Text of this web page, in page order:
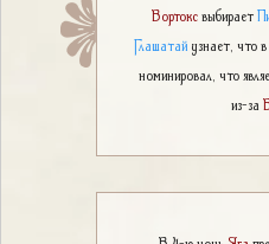
Вортоксвыбирает
Глашатай узнает, что
номинировал, что
из-за